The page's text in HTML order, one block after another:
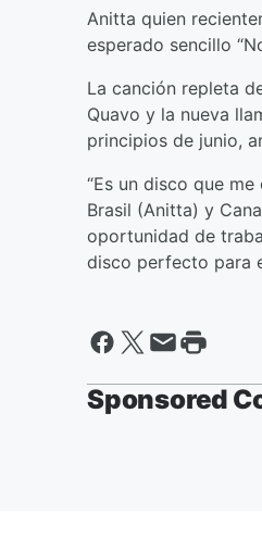
Anitta quien
esperado sencillo
La canción repleta
Quavo y la nueva
principios de junio,
“Es un disco que
Brasil (Anitta) y
oportunidad de
disco perfecto para
Sponsored